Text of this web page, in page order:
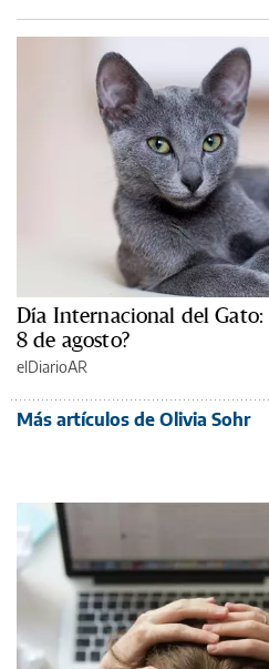
Día Internacional del Gato:
8 de agosto?
elDiarioAR
Más artículos de Olivia Sohr